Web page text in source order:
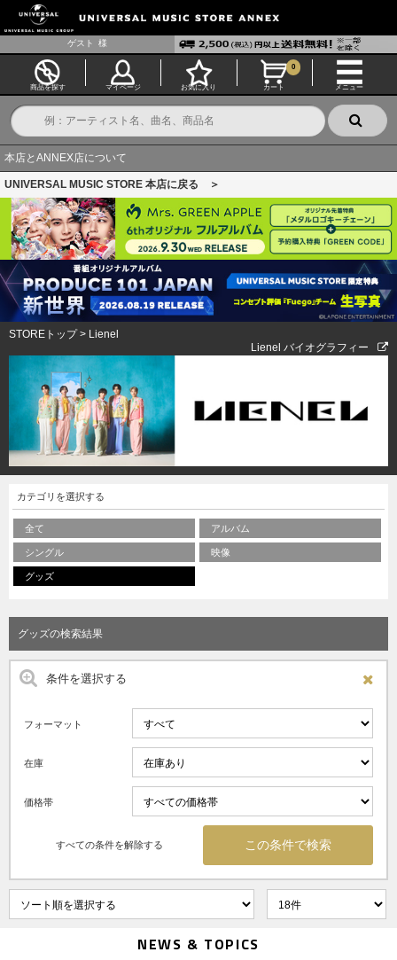
ゲスト 様
商品を探す マイページ お気に入り カート
0
メニュー
本店とANNEX店について
UNIVERSAL MUSIC STORE 本店に戻る ＞
STOREトップ> Lienel
Lienel バイオグラフィー
カテゴリを選択する
全て アルバム
シングル 映像
グッズ
グッズの検索結果
条件を選択する
フォーマット
在庫
価格帯
すべての条件を解除する
NEWS & TOPICS